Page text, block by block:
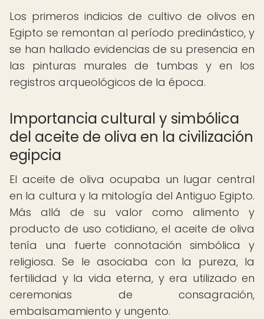
Los primeros indicios de cultivo de olivos en
Egipto se remontan al período predinástico, y
se han hallado evidencias de su presencia en
las pinturas murales de tumbas y en los
registros arqueológicos de la época.
Importancia cultural y simbólica
del aceite de oliva en la civilización
egipcia
El aceite de oliva ocupaba un lugar central
en la cultura y la mitología del Antiguo Egipto.
Más allá de su valor como alimento y
producto de uso cotidiano, el aceite de oliva
tenía una fuerte connotación simbólica y
religiosa. Se le asociaba con la pureza, la
fertilidad y la vida eterna, y era utilizado en
ceremonias de consagración,
embalsamamiento y ungento.